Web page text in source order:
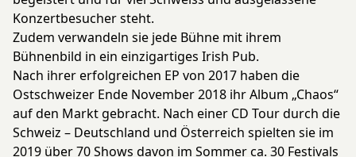
Konzertbesucher steht.
Zudem verwandeln sie jede Bühne mit ihrem
Bühnenbild in ein einzigartiges Irish Pub.
Nach ihrer erfolgreichen EP von 2017 haben die
Ostschweizer Ende November 2018 ihr Album „Chaos“
auf den Markt gebracht. Nach einer CD Tour durch die
Schweiz – Deutschland und Österreich spielten sie im
2019 über 70 Shows davon im Sommer ca. 30 Festivals